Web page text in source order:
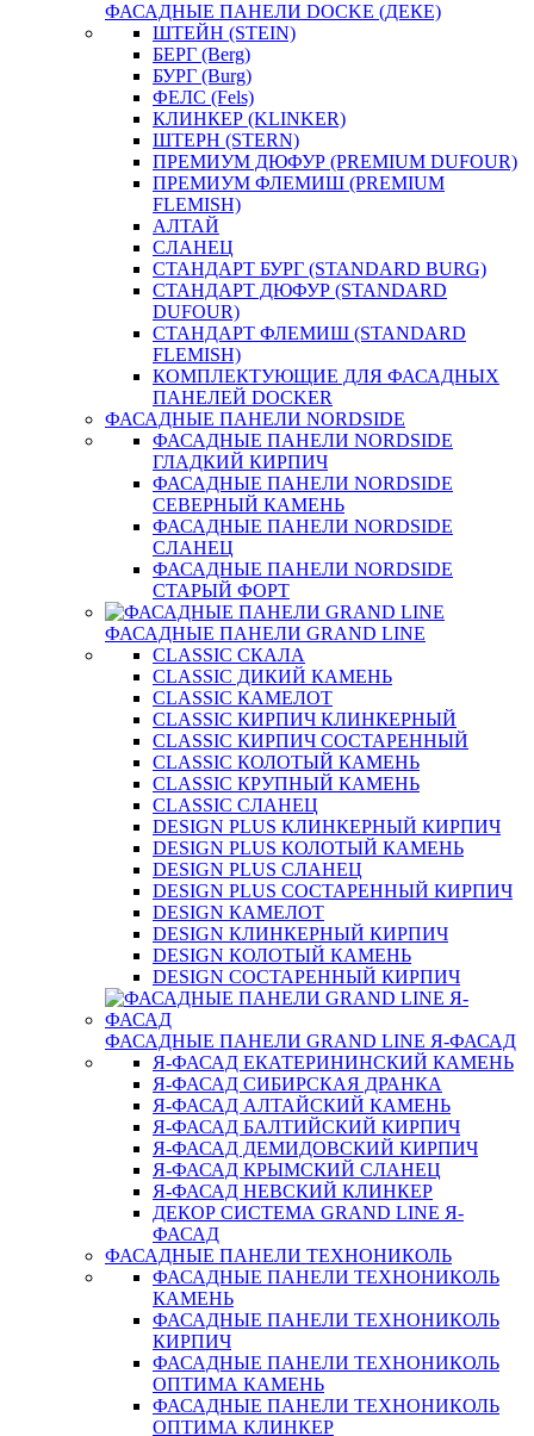
ФАСАДНЫЕ ПАНЕЛИ DOCKE (ДЕКЕ)
ШТЕЙН (STEIN)
БЕРГ (Berg)
БУРГ (Burg)
ФЕЛС (Fels)
КЛИНКЕР (KLINKER)
ШТЕРН (STERN)
ПРЕМИУМ ДЮФУР (PREMIUM DUFOUR)
ПРЕМИУМ ФЛЕМИШ (PREMIUM
FLEMISH)
АЛТАЙ
СЛАНЕЦ
СТАНДАРТ БУРГ (STANDARD BURG)
СТАНДАРТ ДЮФУР (STANDARD
DUFOUR)
СТАНДАРТ ФЛЕМИШ (STANDARD
FLEMISH)
КОМПЛЕКТУЮЩИЕ ДЛЯ ФАСАДНЫХ
ПАНЕЛЕЙ DOCKER
ФАСАДНЫЕ ПАНЕЛИ NORDSIDE
ФАСАДНЫЕ ПАНЕЛИ NORDSIDE
ГЛАДКИЙ КИРПИЧ
ФАСАДНЫЕ ПАНЕЛИ NORDSIDE
СЕВЕРНЫЙ КАМЕНЬ
ФАСАДНЫЕ ПАНЕЛИ NORDSIDE
СЛАНЕЦ
ФАСАДНЫЕ ПАНЕЛИ NORDSIDE
СТАРЫЙ ФОРТ
ФАСАДНЫЕ ПАНЕЛИ GRAND LINE
CLASSIC СКАЛА
CLASSIC ДИКИЙ КАМЕНЬ
CLASSIC КАМЕЛОТ
CLASSIC КИРПИЧ КЛИНКЕРНЫЙ
CLASSIC КИРПИЧ СОСТАРЕННЫЙ
CLASSIC КОЛОТЫЙ КАМЕНЬ
CLASSIC КРУПНЫЙ КАМЕНЬ
CLASSIC СЛАНЕЦ
DESIGN PLUS КЛИНКЕРНЫЙ КИРПИЧ
DESIGN PLUS КОЛОТЫЙ КАМЕНЬ
DESIGN PLUS СЛАНЕЦ
DESIGN PLUS СОСТАРЕННЫЙ КИРПИЧ
DESIGN КАМЕЛОТ
DESIGN КЛИНКЕРНЫЙ КИРПИЧ
DESIGN КОЛОТЫЙ КАМЕНЬ
DESIGN СОСТАРЕННЫЙ КИРПИЧ
ФАСАДНЫЕ ПАНЕЛИ GRAND LINE Я-ФАСАД
Я-ФАСАД ЕКАТЕРИНИНСКИЙ КАМЕНЬ
Я-ФАСАД СИБИРСКАЯ ДРАНКА
Я-ФАСАД АЛТАЙСКИЙ КАМЕНЬ
Я-ФАСАД БАЛТИЙСКИЙ КИРПИЧ
Я-ФАСАД ДЕМИДОВСКИЙ КИРПИЧ
Я-ФАСАД КРЫМСКИЙ СЛАНЕЦ
Я-ФАСАД НЕВСКИЙ КЛИНКЕР
ДЕКОР СИСТЕМА GRAND LINE Я-
ФАСАД
ФАСАДНЫЕ ПАНЕЛИ ТЕХНОНИКОЛЬ
ФАСАДНЫЕ ПАНЕЛИ ТЕХНОНИКОЛЬ
КАМЕНЬ
ФАСАДНЫЕ ПАНЕЛИ ТЕХНОНИКОЛЬ
КИРПИЧ
ФАСАДНЫЕ ПАНЕЛИ ТЕХНОНИКОЛЬ
ОПТИМА КАМЕНЬ
ФАСАДНЫЕ ПАНЕЛИ ТЕХНОНИКОЛЬ
ОПТИМА КЛИНКЕР